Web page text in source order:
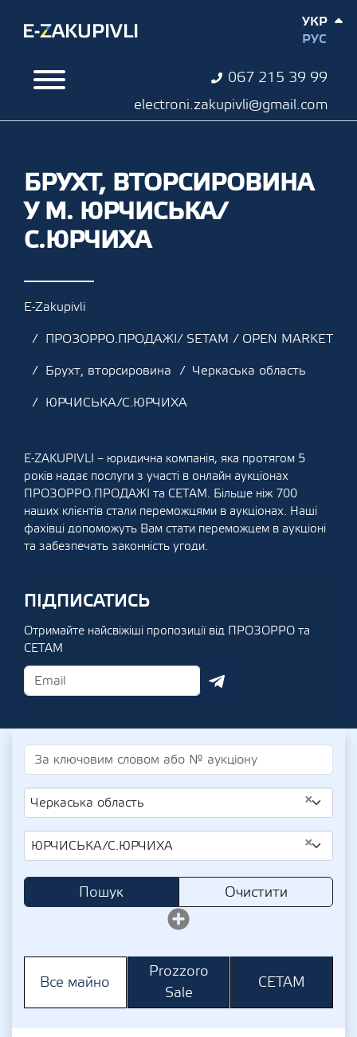
067 215 39 99
electroni.zakupivli@gmail.com
УКР
РУС
БРУХТ, ВТОРСИРОВИНА
У М. ЮРЧИСЬКА/
С.ЮРЧИХА
E-Zakupivli
ПРОЗОРРО.ПРОДАЖІ/ SETAM / OPEN MARKET
Брухт, вторсировина
Черкаська область
ЮРЧИСЬКА/С.ЮРЧИХА
E-ZAKUPIVLI – юридична компанія, яка протягом 5
років надає послуги з участі в онлайн аукціонах
ПРОЗОРРО.ПРОДАЖІ та СЕТАМ. Більше ніж 700
наших клієнтів стали переможцями в аукціонах. Наші
фахівці допоможуть Вам стати переможцем в аукціоні
та забезпечать законність угоди.
ПІДПИСАТИСЬ
Отримайте найсвіжіші пропозиції від ПРОЗОРРО та
СЕТАМ
×
Черкаська область
×
ЮРЧИСЬКА/С.ЮРЧИХА
Пошук Очистити
Все майно
Prozzoro
Sale
СЕТАМ